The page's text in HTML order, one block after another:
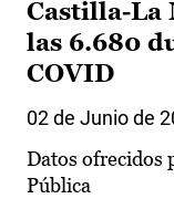
Castilla-La
las 6.680
COVID
02 de Junio de
Datos ofrecidos
Pública